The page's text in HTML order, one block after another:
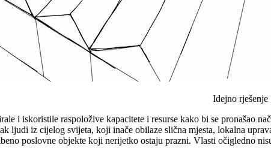
Idejno rješenje
i iskoristile raspoložive kapacitete i resurse kako bi se pronašao
ljudi iz cijelog svijeta, koji inače obilaze slična mjesta, lokalna
poslovne objekte koji nerijetko ostaju prazni. Vlasti očigledno